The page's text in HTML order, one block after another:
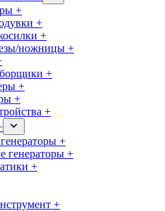
+
+
+
ножницы +
+
+
+
+
+
генераторы +
+
+